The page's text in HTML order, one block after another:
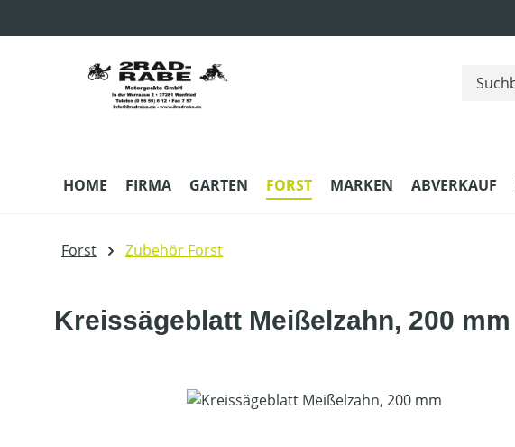
HOME FIRMA GARTEN FORST MARKEN ABVERKAUF
Forst Zubehör Forst
Kreissägeblatt Meißelzahn, 200 mm
Bildergalerie überspringen